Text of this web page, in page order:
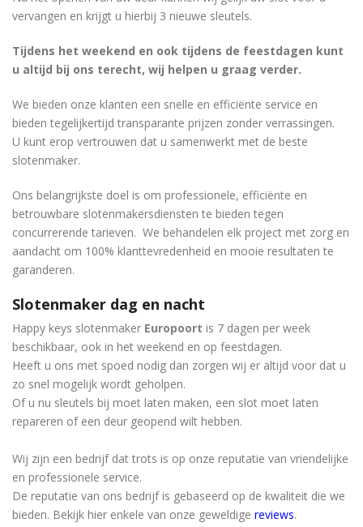
vervangen en krijgt u hierbij 3 nieuwe sleutels.
Tijdens het weekend en ook tijdens de feestdagen kunt
u altijd bij ons terecht, wij helpen u graag verder.
We bieden onze klanten een snelle en efficiënte service en
bieden tegelijkertijd transparante prijzen zonder verrassingen.
U kunt erop vertrouwen dat u samenwerkt met de beste
slotenmaker.
Ons belangrijkste doel is om professionele, efficiënte en
betrouwbare slotenmakersdiensten te bieden tegen
concurrerende tarieven. We behandelen elk project met zorg en
aandacht om 100% klanttevredenheid en mooie resultaten te
garanderen.
Slotenmaker dag en nacht
Happy keys slotenmaker Europoort is 7 dagen per week
beschikbaar, ook in het weekend en op feestdagen.
Heeft u ons met spoed nodig dan zorgen wij er altijd voor dat u
zo snel mogelijk wordt geholpen.
Of u nu sleutels bij moet laten maken, een slot moet laten
repareren of een deur geopend wilt hebben.
Wij zijn een bedrijf dat trots is op onze reputatie van vriendelijke
en professionele service.
De reputatie van ons bedrijf is gebaseerd op de kwaliteit die we
bieden. Bekijk hier enkele van onze geweldige reviews.